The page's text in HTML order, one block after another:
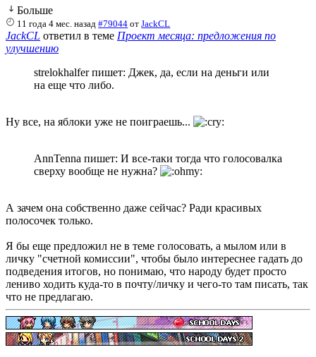
Больше
11 года 4 мес. назад #79044 отJackCL
JackCL ответил в теме Проект месяца: предложения по
улучшению
strelokhalfer пишет: Джек, да, если на деньги или
на еще что либо.
Ну все, на яблоки уже не поиграешь...
AnnTenna пишет: И все-таки тогда что голосовалка
сверху вообще не нужна?
А зачем она собственно даже сейчас? Ради красивых
полосочек только.
Я бы еще предложил не в теме голосовать, а мылом или в
личку "счетной комиссии", чтобы было интереснее гадать до
подведения итогов, но понимаю, что народу будет просто
лениво ходить куда-то в почту/личку и чего-то там писать, так
что не предлагаю.